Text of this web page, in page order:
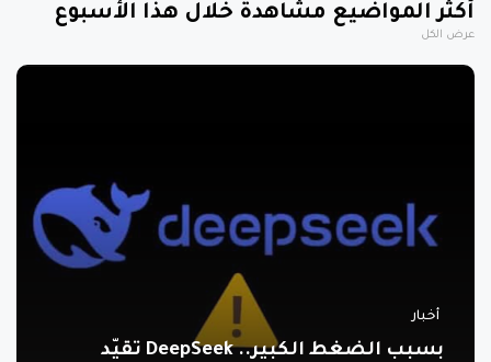
أكثر المواضيع مشاهدة خلال هذا الأسبوع
عرض الكل
أخبار
بسبب الضغط الكبير.. DeepSeek تقيّد